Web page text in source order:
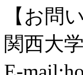
【お問
関西大